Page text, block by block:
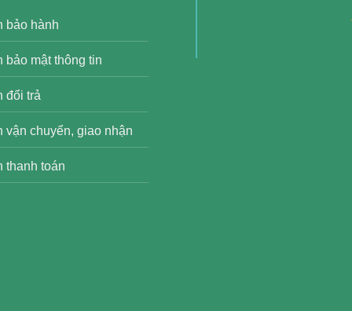
bảo hành
bảo mật thông tin
đổi trả
vận chuyển, giao nhận
thanh toán